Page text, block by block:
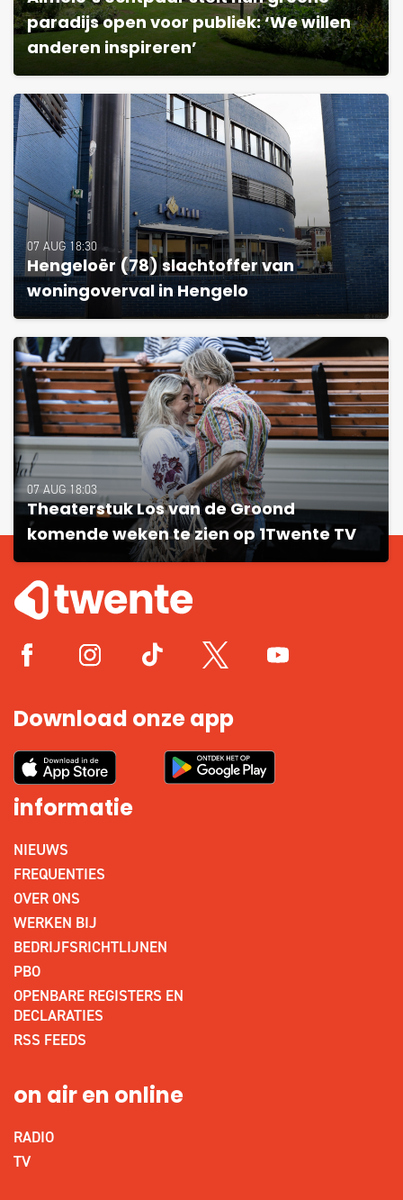
paradijs open voor publiek: ‘We willen
anderen inspireren’
07 AUG 18:30
Hengeloër (78) slachtoffer van
woningoverval in Hengelo
07 AUG 18:03
Theaterstuk Los van de Groond
komende weken te zien op 1Twente TV
Download onze app
informatie
NIEUWS
FREQUENTIES
OVER ONS
WERKEN BIJ
BEDRIJFSRICHTLIJNEN
PBO
OPENBARE REGISTERS EN
DECLARATIES
RSS FEEDS
on air en online
RADIO
TV